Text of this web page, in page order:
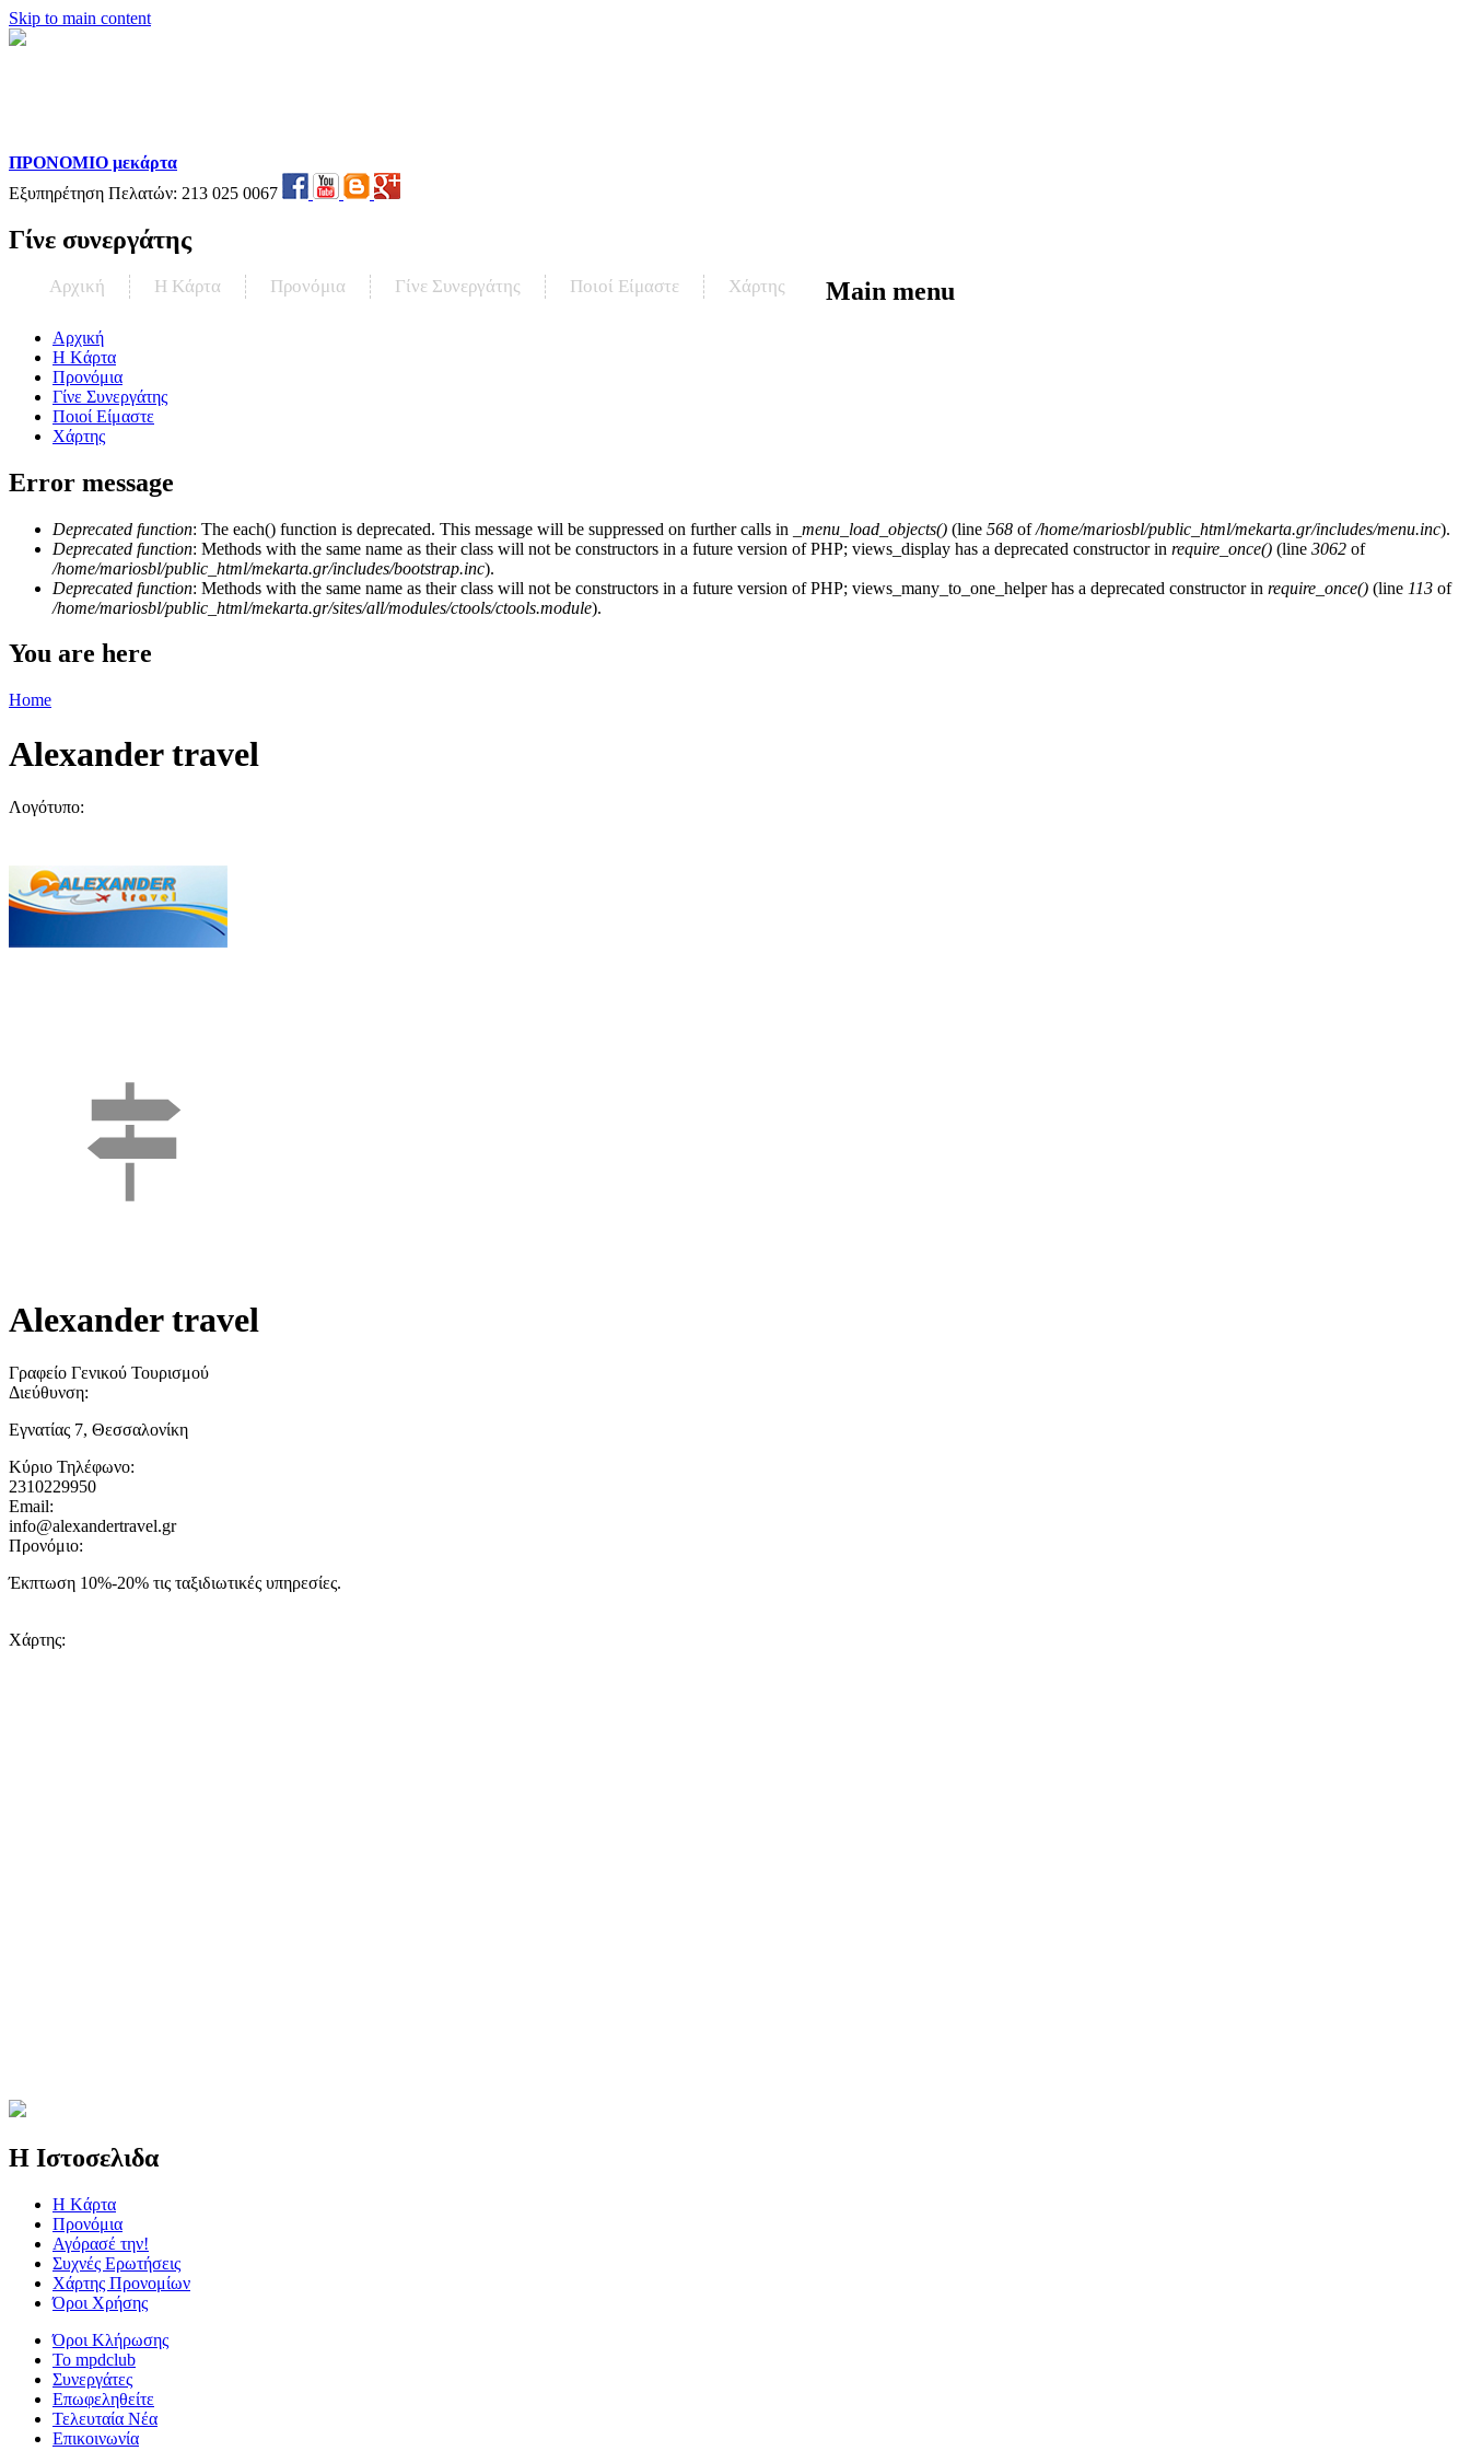
Skip to main content
ΠΡΟΝΟΜΙΟ μεκάρτα
Εξυπηρέτηση Πελατών: 213 025 0067
Γίνε συνεργάτης
Αρχική Η Kάρτα Προνόμια Γίνε Συνεργάτης Ποιοί Είμαστε Χάρτης Main menu
Αρχική
Η Kάρτα
Προνόμια
Γίνε Συνεργάτης
Ποιοί Είμαστε
Χάρτης
Error message
Deprecated function: The each() function is deprecated. This message will be suppressed on further calls in _menu_load_objects() (line 568 of/home/mariosbl/public_html/mekarta.gr/includes/menu.inc).
Deprecated function: Methods with the same name as their class will not be constructors in a future version of PHP; views_display has a deprecated constructor in require_once() (line 3062 of
/home/mariosbl/public_html/mekarta.gr/includes/bootstrap.inc).
Deprecated function: Methods with the same name as their class will not be constructors in a future version of PHP; views_many_to_one_helper has a deprecated constructor in require_once() (line 113 of
/home/mariosbl/public_html/mekarta.gr/sites/all/modules/ctools/ctools.module).
You are here
Home
Alexander travel
Λογότυπο:
Alexander travel
Γραφείο Γενικού Τουρισμού
Διεύθυνση:
Εγνατίας 7, Θεσσαλονίκη
Κύριο Τηλέφωνο:
2310229950
Email:
info@alexandertravel.gr
Προνόμιο:
Έκπτωση 10%-20% τις ταξιδιωτικές υπηρεσίες.
Χάρτης:
Η Ιστοσελιδα
Η Kάρτα
Προνόμια
Αγόρασέ την!
Συχνές Ερωτήσεις
Χάρτης Προνομίων
Όροι Χρήσης
Όροι Κλήρωσης
To mpdclub
Συνεργάτες
Επωφεληθείτε
Τελευταία Νέα
Επικοινωνία